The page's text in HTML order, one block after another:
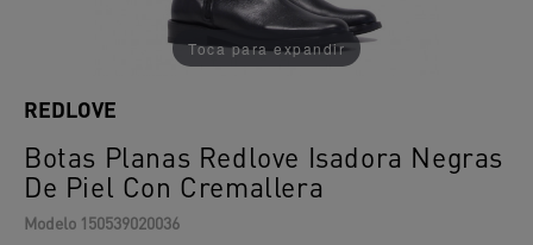
Toca para expandir
Botas Planas Redlove Isadora Negras
De Piel Con Cremallera
REDLOVE
Modelo 150539020036